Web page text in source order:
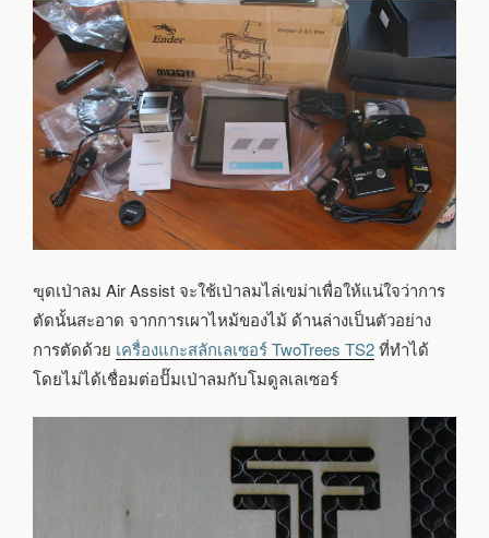
ฃุดเป่าลม Air Assist จะใช้เป่าลมไล่เขม่าเพื่อให้แน่ใจว่าการ
ตัดนั้นสะอาด จากการเผาไหม้ของไม้ ด้านล่างเป็นตัวอย่าง
การตัดด้วย เครื่องแกะสลักเลเซอร์ TwoTrees TS2ที่ทำได้
โดยไม่ได้เชื่อมต่อปั๊มเป่าลมกับโมดูลเลเซอร์